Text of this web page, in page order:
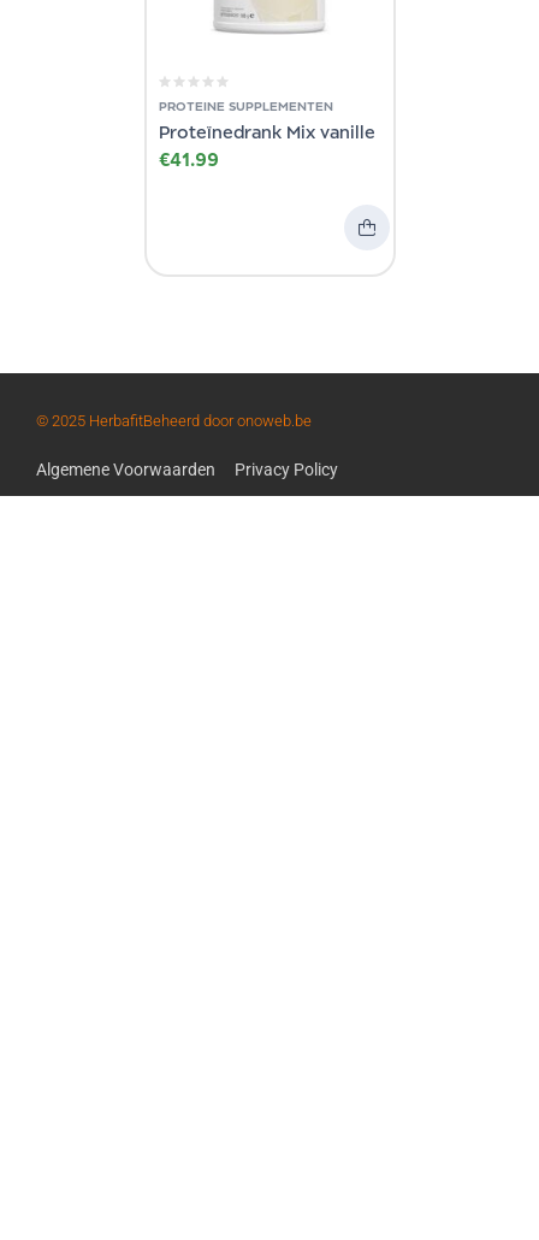
PROTEINE SUPPLEMENTEN
Proteïnedrank Mix vanille
€41.99
© 2025 HerbafitBeheerd door onoweb.be
Algemene Voorwaarden Privacy Policy